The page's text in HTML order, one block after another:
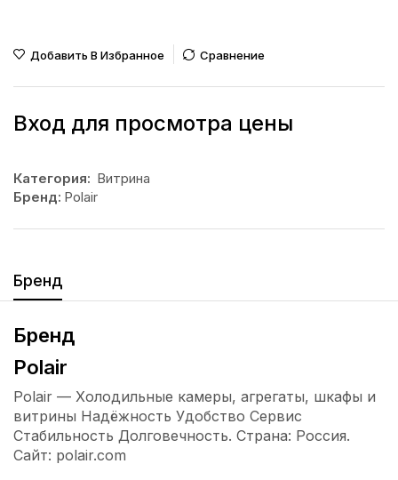
Добавить В Избранное Сравнение
Вход для просмотра цены
Категория: Витрина
Бренд: Polair
Бренд
Бренд
Polair
Polair — Холодильные камеры, агрегаты, шкафы и
витрины Надёжность Удобство Сервис
Стабильность Долговечность. Страна: Россия.
Сайт: polair.com